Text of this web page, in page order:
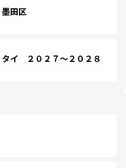
田区
イ ２０２７～２０２８